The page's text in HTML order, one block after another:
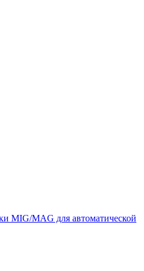
MIG/MAG для автоматической